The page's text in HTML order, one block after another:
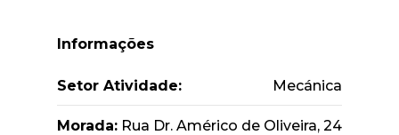
Informações
Setor Atividade: Mecánica
Morada: Rua Dr. Américo de Oliveira, 24